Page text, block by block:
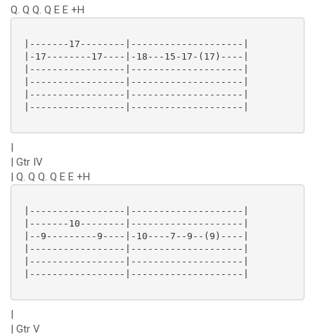
Q. Q Q. Q E E +H
|-------17--------|--------------------|
|-17--------17----|-18---15-17-(17)----|
|-----------------|--------------------|
|-----------------|--------------------|
|-----------------|--------------------|
|-----------------|--------------------|
|
| Gtr IV
| Q. Q Q. Q E E +H
|-----------------|--------------------|
|-------10--------|--------------------|
|--9---------9----|-10----7--9--(9)----|
|-----------------|--------------------|
|-----------------|--------------------|
|-----------------|--------------------|
|
| Gtr V